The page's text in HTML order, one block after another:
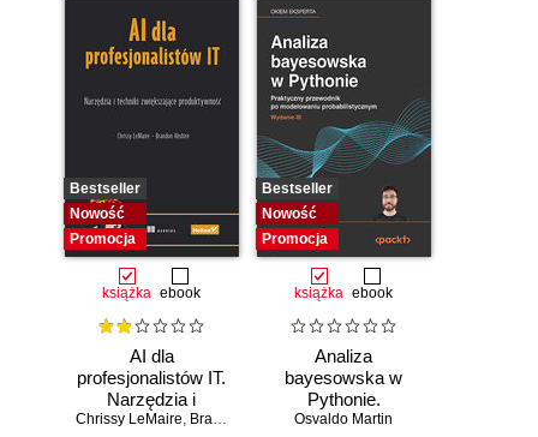
Bestseller
Nowość
Promocja
książka ebook
AI dla
profesjonalistów IT.
Narzędzia i
techniki
Chrissy LeMaire, Brandon Abshire
Bestseller
Nowość
Promocja
książka ebook
Analiza
bayesowska w
Pythonie.
Praktyczny
Osvaldo Martin